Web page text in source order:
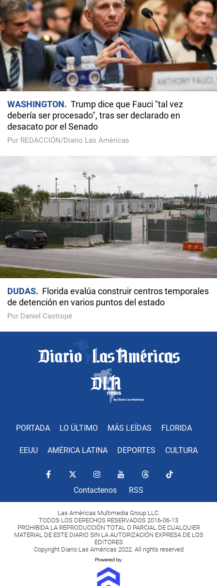
WASHINGTON
Trump dice que Fauci "tal vez
debería ser procesado", tras ser declarado en
desacato por el Senado
Por REDACCIÓN/Diario Las Américas
DUDAS
Florida evalúa construir centros temporales
de detención en varios puntos del estado
Por Daniel Castropé
PORTADA LO ÚLTIMO MÁS LEÍDAS FLORIDA
EEUU AMÉRICA LATINA DEPORTES CULTURA
Contactenos RSS
Las Américas Multimedia Group LLC.
TODOS LOS DERECHOS RESERVADOS 2016-06-13
PROHIBIDA LA REPRODUCCIÓN TOTAL O PARCIAL DE CUALQUIER
MATERIAL DE ESTE DIARIO SIN LA AUTORIZACIÓN EXPRESA DE LOS
EDITORES
Copyright Diario Las Américas 2022. All rights reserved